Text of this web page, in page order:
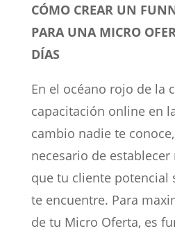
CÓMO CREAR UN
PARA UNA MICRO
DÍAS
En el océano rojo de la
capacitación online en
cambio nadie te
necesario de
que tu cliente potencial
te encuentre. Para
de tu Micro Oferta, es